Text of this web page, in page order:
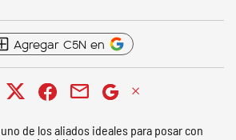
Agregar C5N en